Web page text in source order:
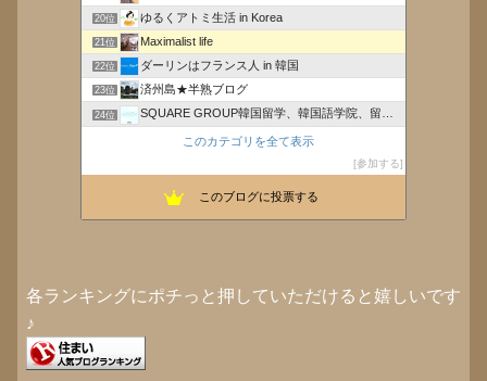
20位 ゆるくアトミ生活 in Korea
21位 Maximalist life
22位 ダーリンはフランス人 in 韓国
23位 済州島★半熟ブログ
24位 SQUARE GROUP韓国留学、韓国語学院、留学サー…
こりあゆ韓国語ぶろぐ
子育て嫌いな女(オカン)がHappyになる方法
韓国マニアへの道-韓国情報発信室-
このカテゴリを全て表示
参加する
このブログに投票する
各ランキングにポチっと押していただけると嬉しいです
♪